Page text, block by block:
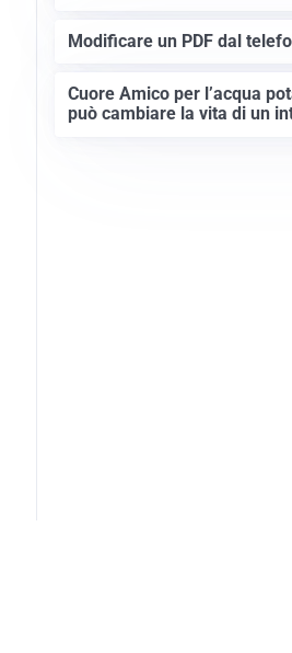
Modificare un PDF dal
Cuore Amico per l’acqua
può cambiare la vita di un